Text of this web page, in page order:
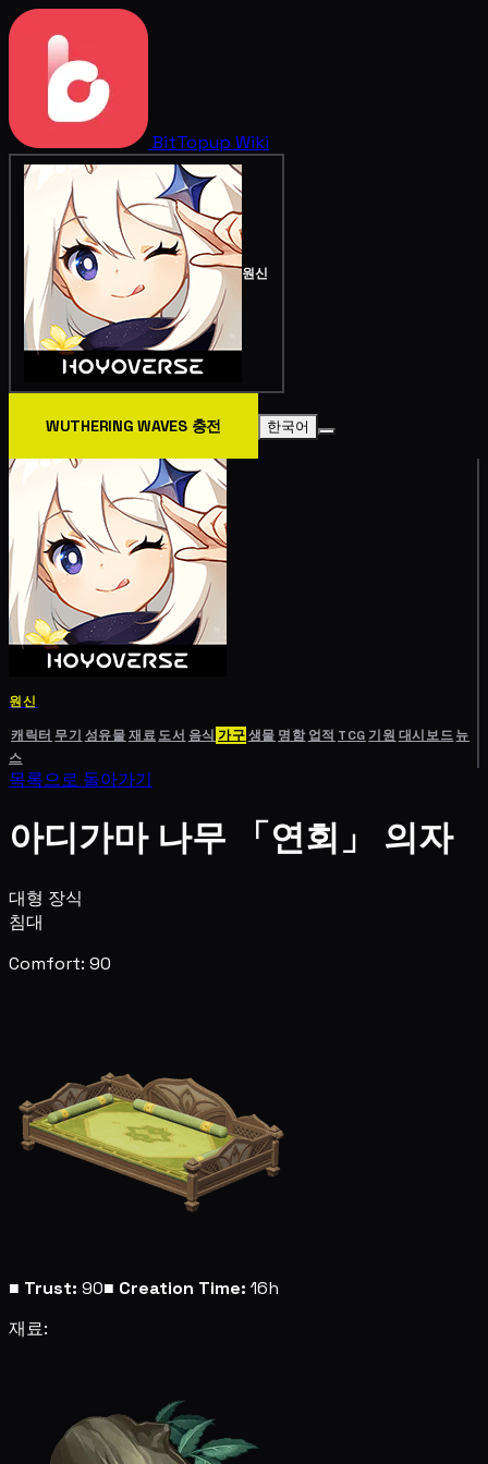
BitTopup Wiki
원신
WUTHERING WAVES 충전 한국어
원신
캐릭터 무기 성유물재료도서 음식 가구생물 명함 업적 TCG기원 대시보드뉴
스
목록으로 돌아가기
아디가마 나무 「연회」 의자
대형 장식
침대
Comfort: 90
■ Trust: 90■ Creation Time: 16h
재료: